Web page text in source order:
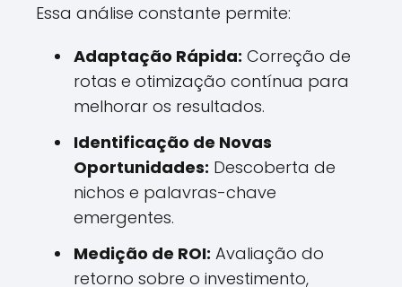
Essa análise constante permite:
Adaptação Rápida: Correção de
rotas e otimização contínua para
melhorar os resultados.
Identificação de Novas
Oportunidades: Descoberta de
nichos e palavras-chave
emergentes.
Medição de ROI: Avaliação do
retorno sobre o investimento,